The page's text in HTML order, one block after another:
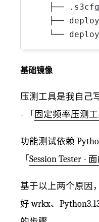
├──
├── deploy-
基础镜像
压测工具是我自己
- 「 固定频率压测
功能测试依赖
「 Session Tester -
基于以上两个原因
好 wrkx、